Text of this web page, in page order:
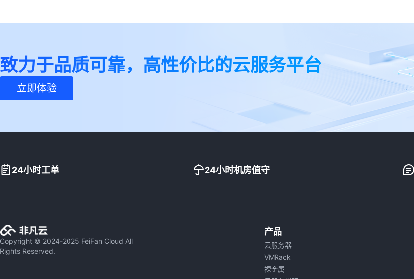
致力于品质可靠，高性价比的云服务平台
立即体验
24小时工单 24小时机房值守
Copyright © 2024-2025 FeiFan Cloud All
Rights Reserved.
产品
云服务器
VMRack
裸金属